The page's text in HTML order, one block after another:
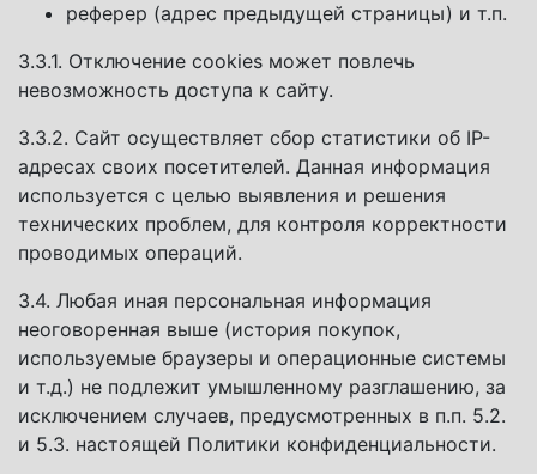
реферер (адрес предыдущей страницы) и т.п.
3.3.1. Отключение cookies может повлечь
невозможность доступа к сайту.
3.3.2. Сайт осуществляет сбор статистики об IP-
адресах своих посетителей. Данная информация
используется с целью выявления и решения
технических проблем, для контроля корректности
проводимых операций.
3.4. Любая иная персональная информация
неоговоренная выше (история покупок,
используемые браузеры и операционные системы
и т.д.) не подлежит умышленному разглашению, за
исключением случаев, предусмотренных в п.п. 5.2.
и 5.3. настоящей Политики конфиденциальности.